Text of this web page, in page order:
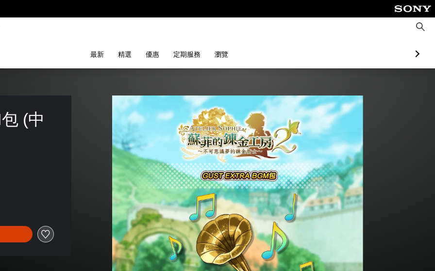
搜
尋
最新 精選 優惠 定期服務 瀏覽
(中